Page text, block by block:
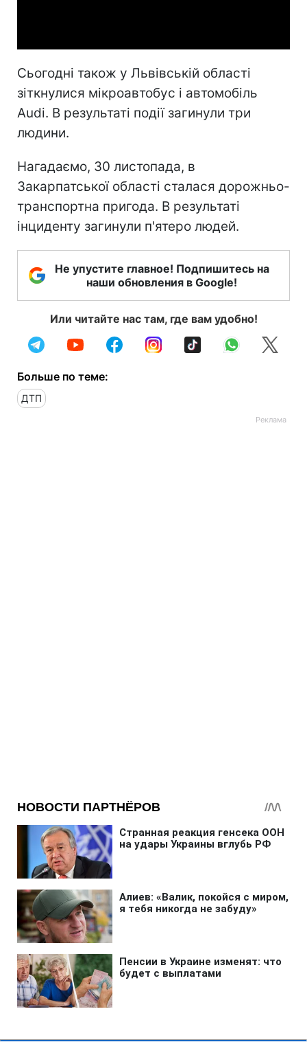
Сьогодні також у Львівській області
зіткнулися мікроавтобус і автомобіль
Audi. В результаті події загинули три
людини.
Нагадаємо, 30 листопада, в
Закарпатської області сталася дорожньо-
транспортна пригода. В результаті
інциденту загинули п'ятеро людей.
Не упустите главное! Подпишитесь на
наши обновления в Google!
Или читайте нас там, где вам удобно!
Больше по теме:
ДТП